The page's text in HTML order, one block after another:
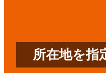
所在地を指